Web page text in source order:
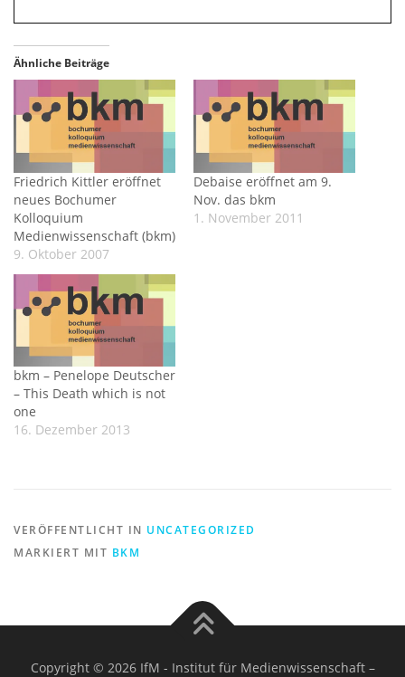
Ähnliche Beiträge
Friedrich Kittler eröffnet
neues Bochumer
Kolloquium
Medienwissenschaft (bkm)
9. Oktober 2007
Debaise eröffnet am 9.
Nov. das bkm
1. November 2011
bkm – Penelope Deutscher
– This Death which is not
one
16. Dezember 2013
VERÖFFENTLICHT IN UNCATEGORIZED
MARKIERT MIT BKM
Copyright © 2026 IfM - Institut für Medienwissenschaft –